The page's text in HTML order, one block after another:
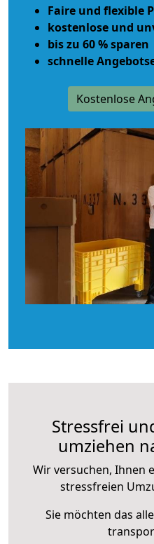
Faire und flexible
kostenlose und
bis zu 60 % sparen
schnelle
Kostenlose
Stressfrei
umziehen
Wir versuchen, Ihnen
stressfreien
Sie möchten das